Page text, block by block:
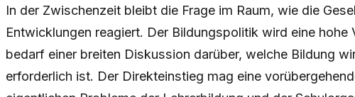
In der Zwischenzeit bleibt die Frage im Raum, wie die
Entwicklungen reagiert. Der Bildungspolitik wird eine hohe
bedarf einer breiten Diskussion darüber, welche Bildung
erforderlich ist. Der Direkteinstieg mag eine